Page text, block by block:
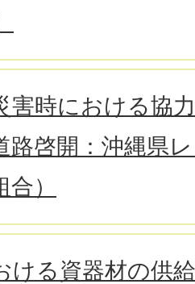
害時における協
路啓開：沖縄県
）
ける資器材の供